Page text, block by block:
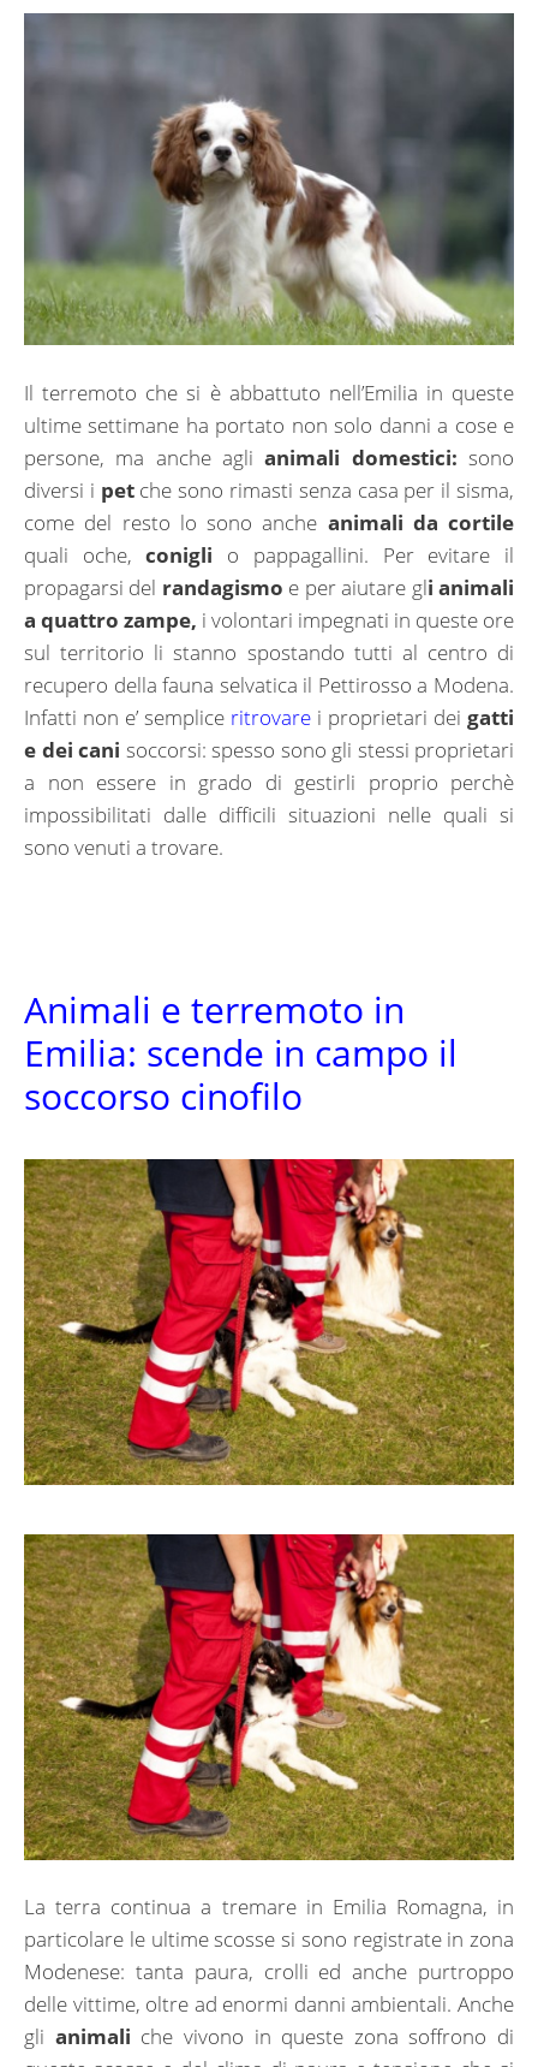
Il terremoto che si è abbattuto nell’Emilia in queste
ultime settimane ha portato non solo danni a cose e
persone, ma anche agli animali domestici: sono
diversi i petche sono rimasti senza casa per il sisma,
come del resto lo sono anche animali da cortile
quali oche,conigli o pappagallini. Per evitare il
propagarsi del randagismo e per aiutare gli animali
a quattro zampe, i volontari impegnati in queste ore
sul territorio li stanno spostando tutti al centro di
recupero della fauna selvatica il Pettirosso a Modena.
Infatti non e’ semplice ritrovare i proprietari dei gatti
e dei cani soccorsi: spesso sono gli stessi proprietari
a non essere in grado di gestirli proprio perchè
impossibilitati dalle difficili situazioni nelle quali si
sono venuti a trovare.
Animali e terremoto in
Emilia: scende in campo il
soccorso cinofilo
La terra continua a tremare in Emilia Romagna, in
particolare le ultime scosse si sono registrate in zona
Modenese: tanta paura, crolli ed anche purtroppo
delle vittime, oltre ad enormi danni ambientali. Anche
gli animali che vivono in queste zona soffrono di